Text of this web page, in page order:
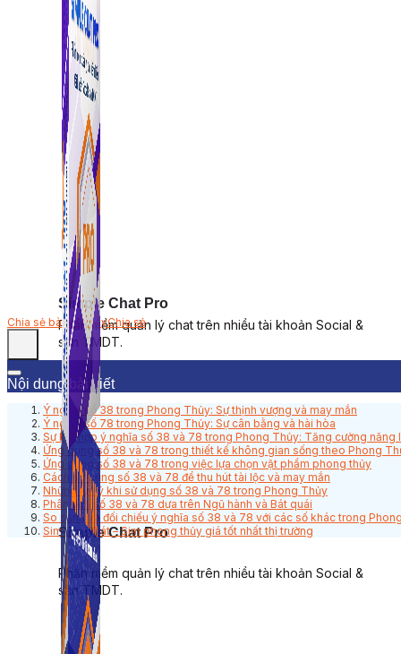
Simple Chat Pro
Phần mềm quản lý chat trên nhiều tài khoản Social &
sàn TMDT.
Simple Chat Pro
Phần mềm quản lý chat trên nhiều tài khoản Social &
sàn TMDT.
Chia sẻ bài viết nàyChia sẻ
Nội dung bài viết
Ý nghĩa số 38 trong Phong Thủy: Sự thịnh vượng và may mắn
Ý nghĩa số 78 trong Phong Thủy: Sự cân bằng và hài hòa
Sự kết hợp ý nghĩa số 38 và 78 trong Phong Thủy: Tăng cường năng
Ứng dụng số 38 và 78 trong thiết kế không gian sống theo Phong
Ứng dụng số 38 và 78 trong việc lựa chọn vật phẩm phong thủy
Cách sử dụng số 38 và 78 để thu hút tài lộc và may mắn
Những lưu ý khi sử dụng số 38 và 78 trong Phong Thủy
Phân tích số 38 và 78 dựa trên Ngũ hành và Bát quái
So sánh và đối chiếu ý nghĩa số 38 và 78 với các số khác trong
Sim Lộc Phát – Sim phong thủy giá tốt nhất thị trường